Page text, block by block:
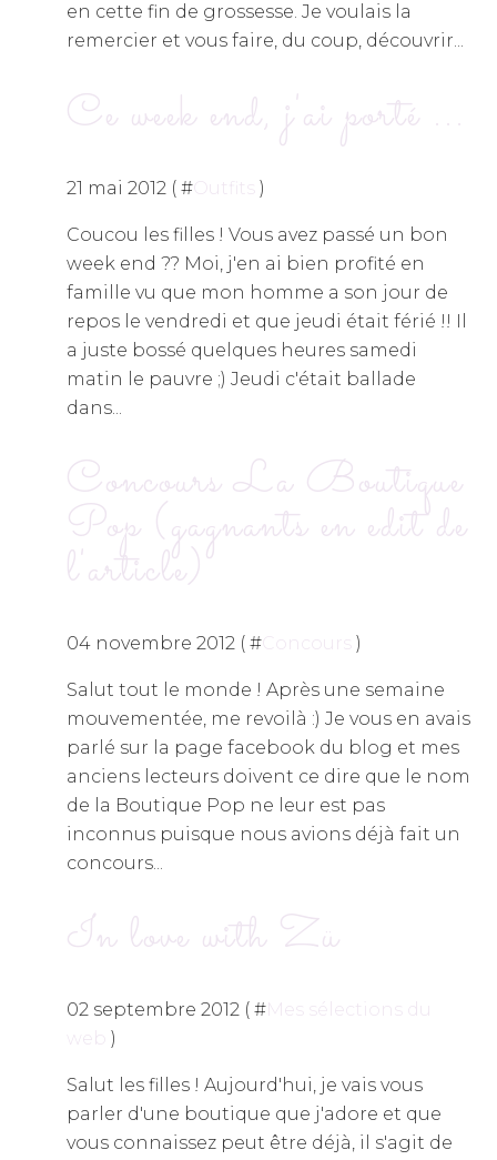
en cette fin de grossesse. Je voulais la
remercier et vous faire, du coup, découvrir...
Ce week end, j'ai porté ...
21 mai 2012 ( # Outfits )
Coucou les filles ! Vous avez passé un bon
week end ?? Moi, j'en ai bien profité en
famille vu que mon homme a son jour de
repos le vendredi et que jeudi était férié !! Il
a juste bossé quelques heures samedi
matin le pauvre ;) Jeudi c'était ballade
dans...
Concours La Boutique
Pop (gagnants en edit de
l'article)
04 novembre 2012 ( # Concours )
Salut tout le monde ! Après une semaine
mouvementée, me revoilà :) Je vous en avais
parlé sur la page facebook du blog et mes
anciens lecteurs doivent ce dire que le nom
de la Boutique Pop ne leur est pas
inconnus puisque nous avions déjà fait un
concours...
In love with Zü
02 septembre 2012 ( # Mes sélections du
web
)
Salut les filles ! Aujourd'hui, je vais vous
parler d'une boutique que j'adore et que
vous connaissez peut être déjà, il s'agit de